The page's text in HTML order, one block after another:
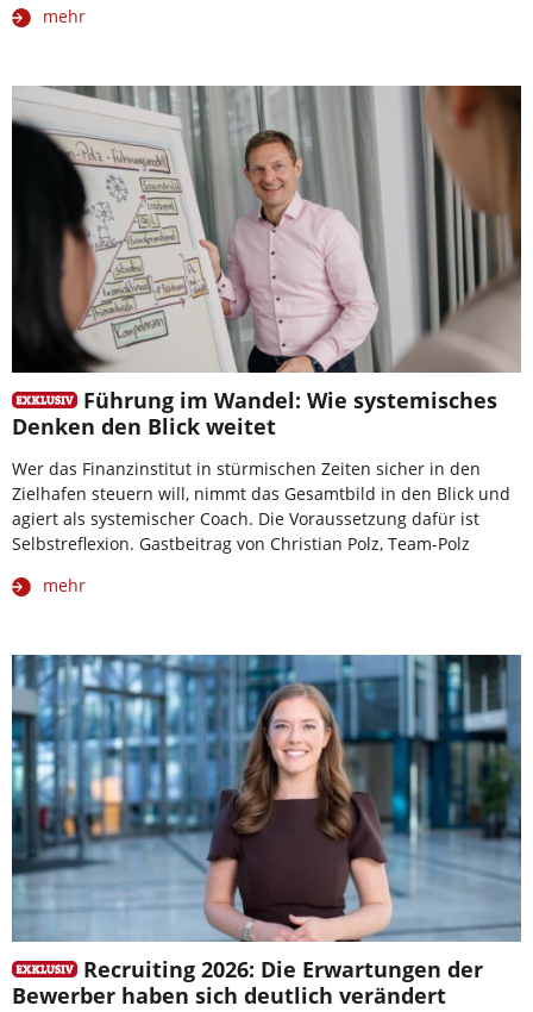
mehr
Führung im Wandel: Wie systemisches
Denken den Blick weitet
Wer das Finanzinstitut in stürmischen Zeiten sicher in den
Zielhafen steuern will, nimmt das Gesamtbild in den Blick und
agiert als systemischer Coach. Die Voraussetzung dafür ist
Selbstreflexion. Gastbeitrag von Christian Polz, Team-Polz
mehr
Recruiting 2026: Die Erwartungen der
Bewerber haben sich deutlich verändert